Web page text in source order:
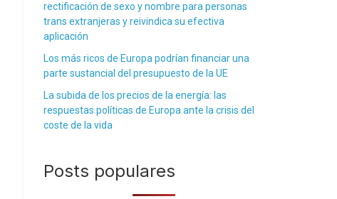
rectificación de sexo y nombre para personas
trans extranjeras y reivindica su efectiva
aplicación
Los más ricos de Europa podrían financiar una
parte sustancial del presupuesto de la UE
La subida de los precios de la energía: las
respuestas políticas de Europa ante la crisis del
coste de la vida
Posts populares